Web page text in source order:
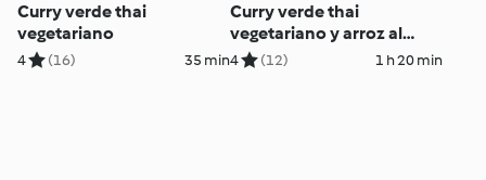
Curry verde thai
vegetariano
4 (16) 35 min
Curry verde thai
vegetariano y arroz al
horno con lemon grass
4 (12) 1 h 20 min